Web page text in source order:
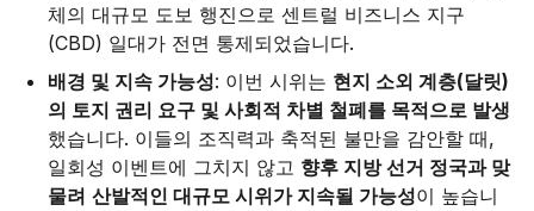
체의 대규모 도보 행진으로 센트럴 비즈니스 지구
(CBD) 일대가 전면 통제되었습니다.
배경 및 지속 가능성: 이번 시위는 현지 소외 계층(달릿)
의 토지 권리 요구 및 사회적 차별 철폐를 목적으로 발생
했습니다. 이들의 조직력과 축적된 불만을 감안할 때,
일회성 이벤트에 그치지 않고 향후 지방 선거 정국과 맞
물려 산발적인 대규모 시위가 지속될 가능성이 높습니